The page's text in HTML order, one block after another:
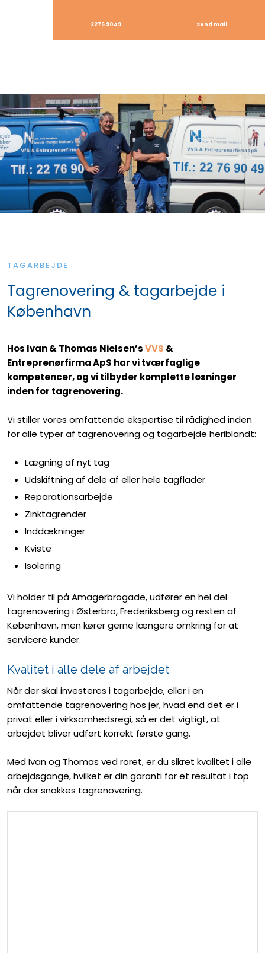
2276 9049 Send mail
TAGARBEJDE
Tagrenovering & tagarbejde i
København
Hos Ivan & Thomas Nielsen’sVVS &
Entreprenørfirma ApS har vi tværfaglige
kompetencer, og vi tilbyder komplette løsninger
inden for tagrenovering.
Vi stiller vores omfattende ekspertise til rådighed inden
for alle typer af tagrenovering og tagarbejde heriblandt:
Lægning af nyt tag
Udskiftning af dele af eller hele tagflader
Reparationsarbejde
Zinktagrender
Inddækninger
Kviste
Isolering
Vi holder til på Amagerbrogade, udfører en hel del
tagrenovering i Østerbro, Frederiksberg og resten af
København, men kører gerne længere omkring for at
servicere kunder.
Kvalitet i alle dele af arbejdet
​Når der skal investeres i tagarbejde, eller i en
omfattende tagrenovering hos jer, hvad end det er i
privat eller i virksomhedsregi, så er det vigtigt, at
arbejdet bliver udført korrekt første gang. ​
Med Ivan og Thomas ved roret, er du sikret kvalitet i alle
arbejdsgange, hvilket er din garanti for et resultat i top
når der snakkes tagrenovering.